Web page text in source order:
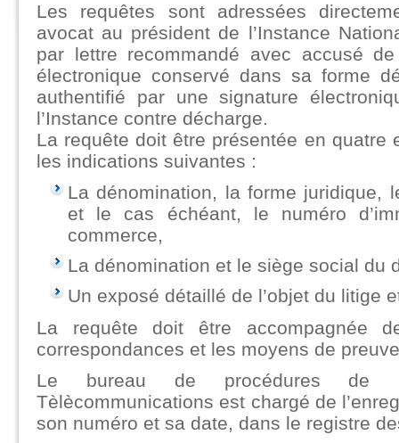
Les requêtes sont adressées
avocat au président de l’Instance
par lettre recommandé avec accusé
électronique conservé dans sa forme
authentifié par une signature
l’Instance contre décharge.
La requête doit être présentée en quatre
les indications suivantes :
La dénomination, la forme juridique,
et le cas échéant, le numéro
commerce,
La dénomination et le siège social du
Un exposé détaillé de l’objet du litige
La requête doit être accompagnée
correspondances et les moyens de
Le bureau de procédures de
Tèlècommunications est chargé de
son numéro et sa date, dans le registre